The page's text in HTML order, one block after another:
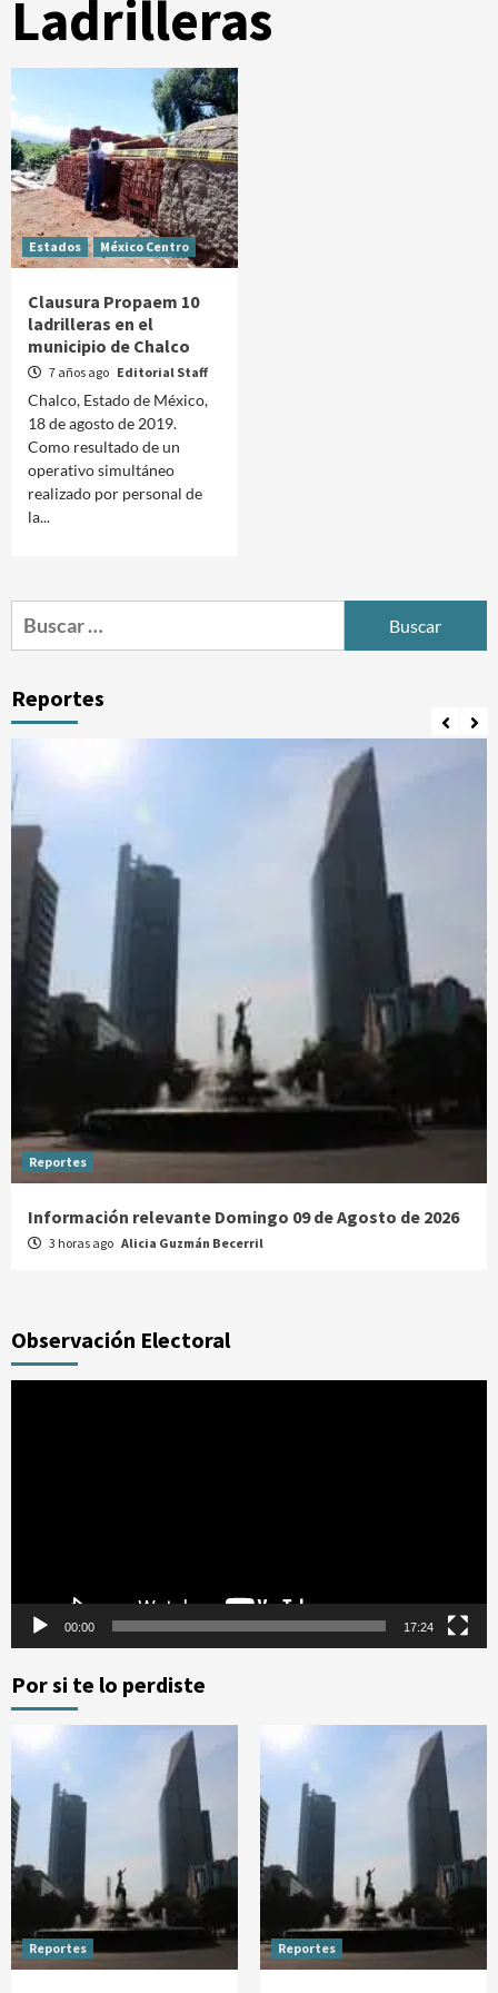
Ladrilleras
Estados México Centro
Clausura Propaem 10
ladrilleras en el
municipio de Chalco
7 años ago Editorial Staff
Chalco, Estado de México,
18 de agosto de 2019.
Como resultado de un
operativo simultáneo
realizado por personal de
la...
Buscar:
Reportes
Reportes
Información relevante Domingo 09 de Agosto de 2026
3 horas ago Alicia Guzmán Becerril
Observación Electoral
00:00 17:24
Por si te lo perdiste
Reportes Reportes